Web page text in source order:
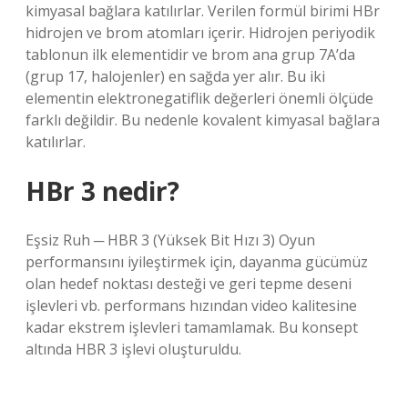
kimyasal bağlara katılırlar. Verilen formül birimi HBr
hidrojen ve brom atomları içerir. Hidrojen periyodik
tablonun ilk elementidir ve brom ana grup 7A’da
(grup 17, halojenler) en sağda yer alır. Bu iki
elementin elektronegatiflik değerleri önemli ölçüde
farklı değildir. Bu nedenle kovalent kimyasal bağlara
katılırlar.
HBr 3 nedir?
Eşsiz Ruh ─ HBR 3 (Yüksek Bit Hızı 3) Oyun
performansını iyileştirmek için, dayanma gücümüz
olan hedef noktası desteği ve geri tepme deseni
işlevleri vb. performans hızından video kalitesine
kadar ekstrem işlevleri tamamlamak. Bu konsept
altında HBR 3 işlevi oluşturuldu.